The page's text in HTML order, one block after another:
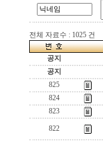
전체 자료수 : 1025 건
공지
공지
825
824
823
822